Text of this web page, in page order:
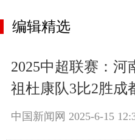
编辑精选
2025中超联赛：河
祖杜康队3比2胜成
中国新闻网 2025-6-15